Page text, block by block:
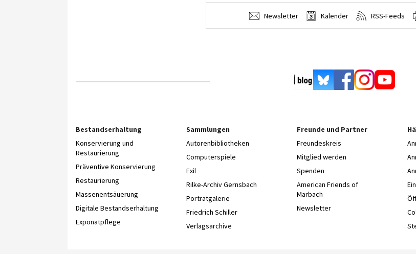
Newsletter Kalender RSS-Feeds
Bestandserhaltung
Konservierung und
Restaurierung
Präventive Konservierung
Restaurierung
Massenentsäuerung
Digitale Bestandserhaltung
Exponatpflege
Sammlungen
Autorenbibliotheken
Computerspiele
Exil
Rilke-Archiv Gernsbach
Porträtgalerie
Friedrich Schiller
Verlagsarchive
Freunde und Partner
Freundeskreis
Mitglied werden
Spenden
American Friends of
Marbach
Newsletter